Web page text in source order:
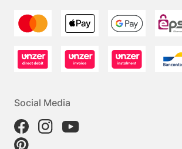
Social Media